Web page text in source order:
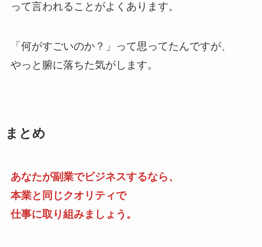
って言われることがよくあります。
「何がすごいのか？」って思ってたんですが、
やっと腑に落ちた気がします。
まとめ
あなたが副業でビジネスするなら、
本業と同じクオリティで
仕事に取り組みましょう。